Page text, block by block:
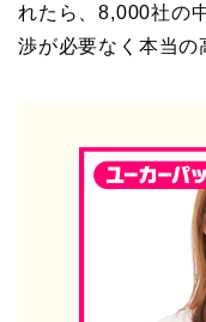
れたら、8,000社の
渉が必要なく本当の